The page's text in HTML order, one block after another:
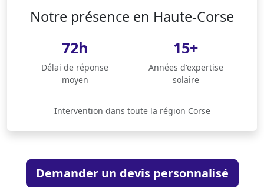
Notre présence en Haute-Corse
72h
Délai de réponse
moyen
15+
Années d'expertise
solaire
Intervention dans toute la région Corse
Demander un devis personnalisé